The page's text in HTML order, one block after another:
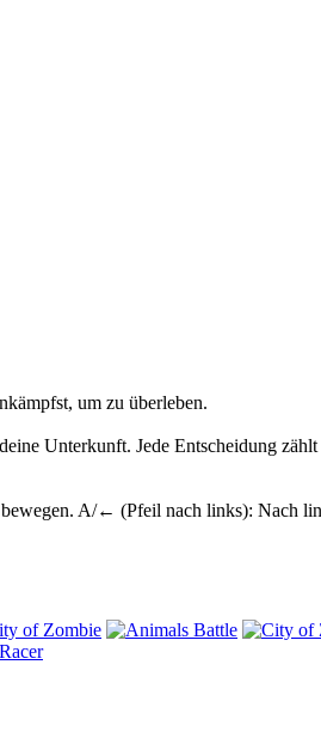
um zu überleben.
Unterkunft. Jede Entscheidung
A/← (Pfeil nach links): Nach